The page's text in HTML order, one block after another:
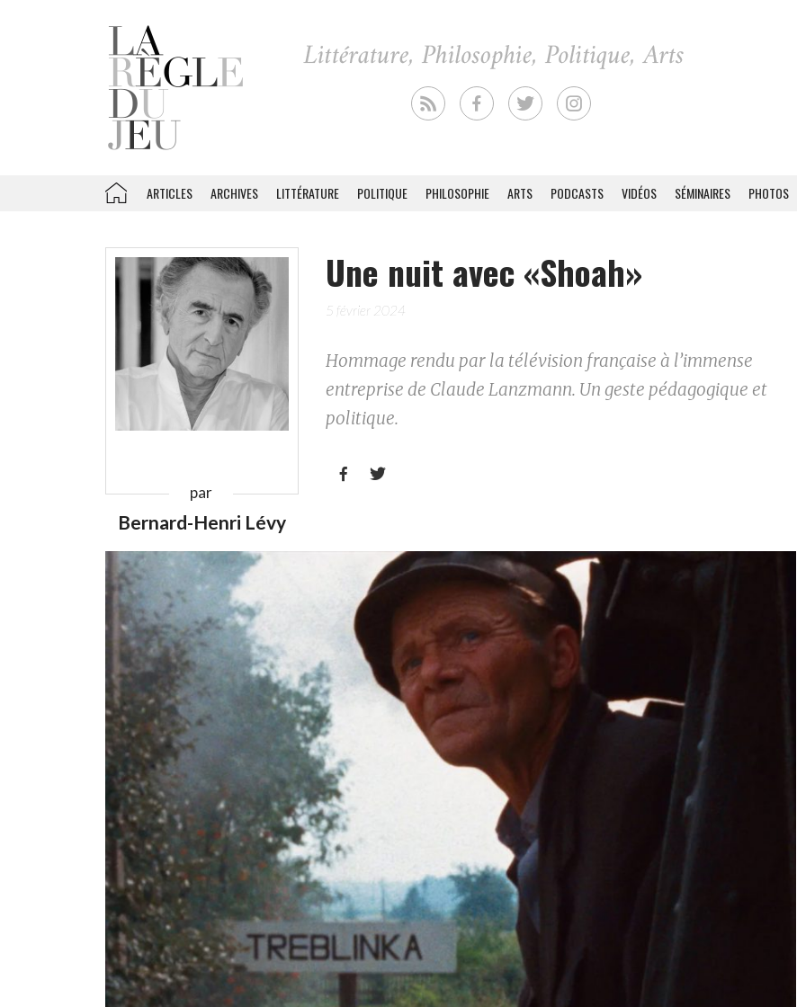
ARTICLES ARCHIVES LITTÉRATURE POLITIQUE PHILOSOPHIE ARTS PODCASTS VIDÉOS SÉMINAIRES PHOTOS
par
Bernard-Henri Lévy
Une nuit avec «Shoah»
5 février 2024
Hommage rendu par la télévision française à l’immense
entreprise de Claude Lanzmann. Un geste pédagogique et
politique.
 